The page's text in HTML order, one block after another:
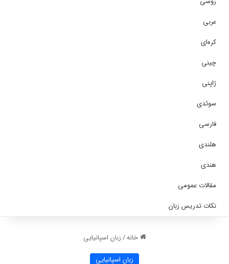
عربی
کره‌ای
چینی
ژاپنی
سوئدی
فارسی
هلندی
هندی
مقالات عمومی
نکات تدریس زبان
خانه/زبان اسپانیایی
زبان اسپانیایی